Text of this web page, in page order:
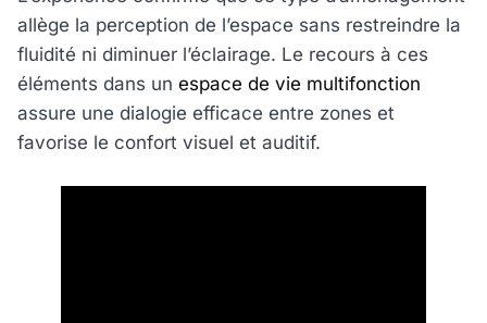
allège la perception de l’espace sans restreindre la
fluidité ni diminuer l’éclairage. Le recours à ces
éléments dans un espace de vie multifonction
assure une dialogie efficace entre zones et
favorise le confort visuel et auditif.